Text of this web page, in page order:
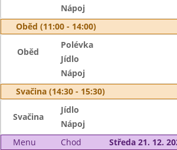
Nápoj
Oběd (11:00 - 14:00)
Oběd
Polévka
Jídlo
Nápoj
Svačina (14:30 - 15:30)
Svačina
Jídlo
Nápoj
Menu
Chod
Středa 21. 12.